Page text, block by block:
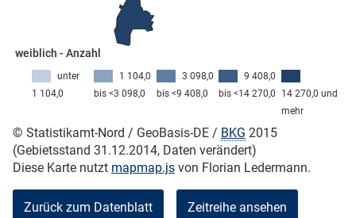
weiblich - Anzahl
14 270,0 und
mehr
9 408,0
bis <14 270,0
3 098,0
bis <9 408,0
1 104,0
bis <3 098,0
unter
1 104,0
© Statistikamt-Nord / GeoBasis-DE / BKG 2015
(Gebietsstand 31.12.2014, Daten verändert)
Diese Karte nutzt mapmap.js von Florian Ledermann.
Zurück zum Datenblatt Zeitreihe ansehen